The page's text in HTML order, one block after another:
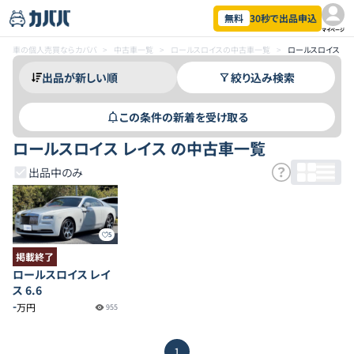
無料 30秒で出品申込
マイページ
車の個人売買ならカババ > 中古車一覧 > ロールスロイスの中古車一覧 > ロールスロイス レ
絞り込み検索
この条件の新着を受け取る
ロールスロイス レイス の中古車一覧
出品中のみ
5
掲載終了
ロールスロイス レイ
ス 6.6
-万円 955